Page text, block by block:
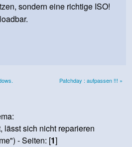
sondern eine richtige ISO!
Patchday : aufpassen !!! »
lässt sich nicht reparieren
- Seiten: [1]